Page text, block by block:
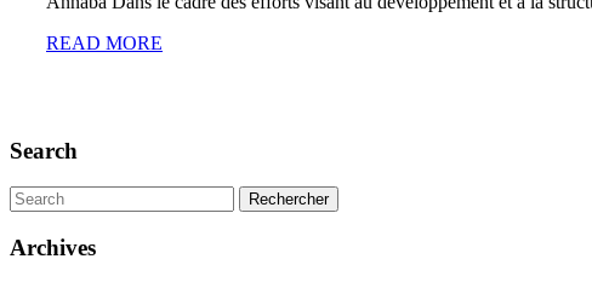
READ MORE
Search
Search
for:
Archives